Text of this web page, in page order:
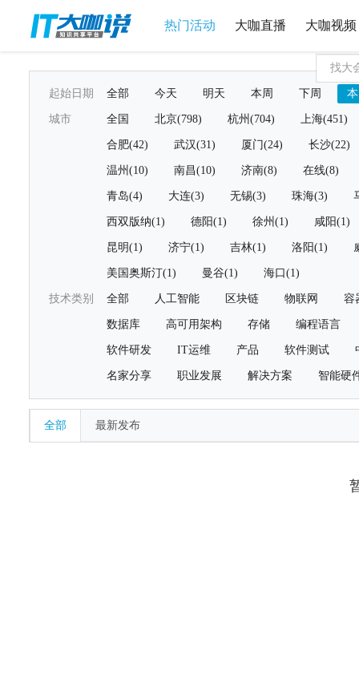
热门活动 大咖直播 大咖视频
起始日期 全部 今天 明天 本周 下周
城市 全国 北京(798) 杭州(704) 上海(451)
合肥(42) 武汉(31) 厦门(24) 长沙(22)
温州(10) 南昌(10) 济南(8) 在线(8)
青岛(4) 大连(3) 无锡(3) 珠海(3)
西双版纳(1) 德阳(1) 徐州(1) 咸阳(1)
昆明(1) 济宁(1) 吉林(1) 洛阳(1)
美国奥斯汀(1) 曼谷(1) 海口(1)
技术类别 全部 人工智能 区块链 物联网 容
数据库 高可用架构 存储 编程语言
软件研发 IT运维 产品 软件测试
名家分享 职业发展 解决方案 智能硬
全部 最新发布